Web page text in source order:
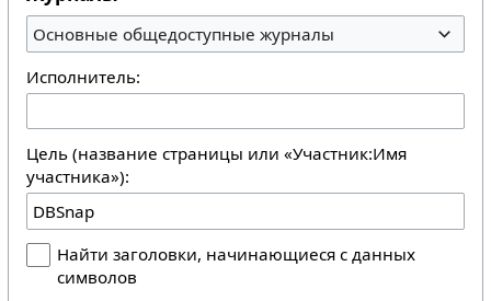
Основные общедоступные журналы
Исполнитель:
Цель (название страницы или «Участник:Имя
участника»):
Найти заголовки, начинающиеся с данных
символов